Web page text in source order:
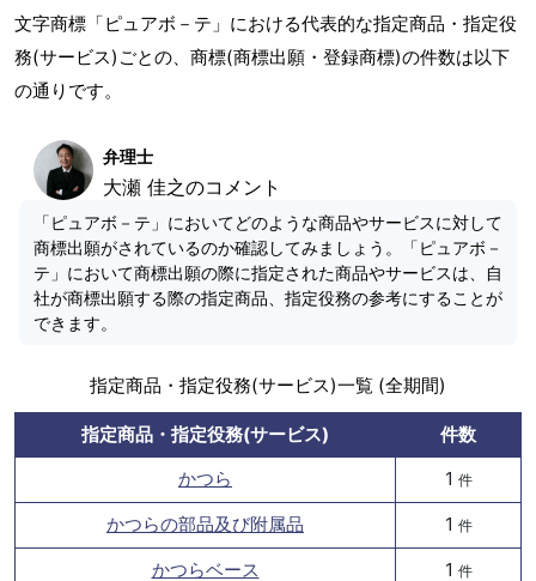
文字商標「ピュアボ－テ」における代表的な指定商品・指定役
務(サービス)ごとの、商標(商標出願・登録商標)の件数は以下
の通りです。
弁理士
大瀬 佳之のコメント
「ピュアボ－テ」においてどのような商品やサービスに対して
商標出願がされているのか確認してみましょう。「ピュアボ－
テ」において商標出願の際に指定された商品やサービスは、自
社が商標出願する際の指定商品、指定役務の参考にすることが
できます。
指定商品・指定役務(サービス)一覧 (全期間)
指定商品・指定役務(サービス)
件数
かつら
1 件
かつらの部品及び附属品 1 件
かつらベース 1 件